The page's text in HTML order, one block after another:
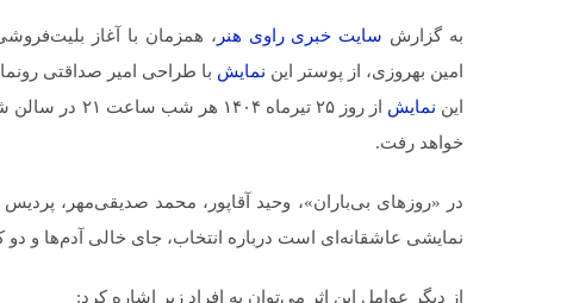
به گزارش سایت خبری راوی هنر ، همزمان با آغاز
امین بهروزی، از پوستر این نمایش با طراحی امیر صداقتی
این نمایش
خواهد رفت.
در «روزهای بی‌باران»، وحید آقاپور، محمد صدیقی‌مهر،
نمایشی عاشقانه‌ای است درباره انتخاب، جای خالی آدم‌ها و
از دیگر عوامل این اثر می‌توان به افراد زیر اشاره کرد: